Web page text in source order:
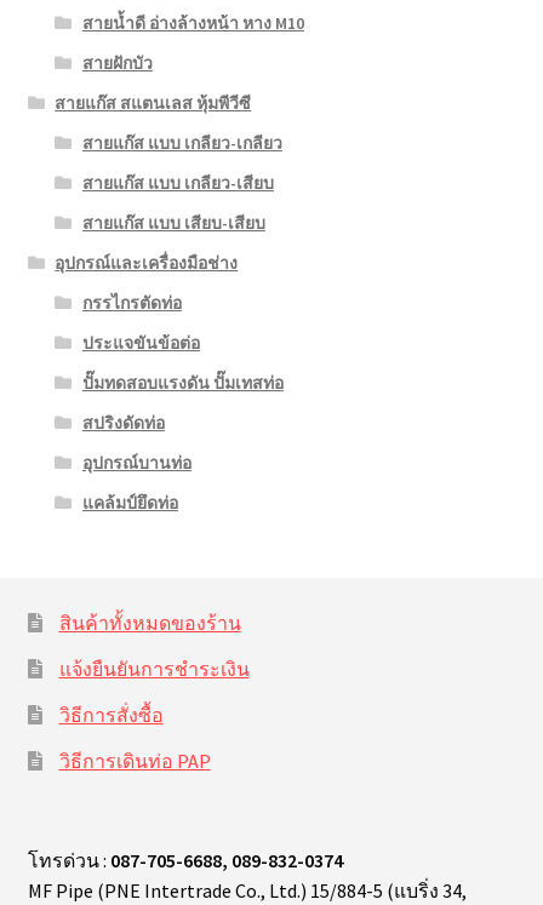
สายน้ำดี อ่างล้างหน้า หาง M10
สายฝักบัว
สายแก๊ส สแตนเลส หุ้มพีวีซี
สายแก๊ส แบบ เกลียว-เกลียว
สายแก๊ส แบบ เกลียว-เสียบ
สายแก๊ส แบบ เสียบ-เสียบ
อุปกรณ์และเครื่องมือช่าง
กรรไกรตัดท่อ
ประแจขันข้อต่อ
ปั๊มทดสอบแรงดัน ปั๊มเทสท่อ
สปริงดัดท่อ
อุปกรณ์บานท่อ
แคล้มป์ยึดท่อ
สินค้าทั้งหมดของร้าน
แจ้งยืนยันการชำระเงิน
วิธีการสั่งซื้อ
วิธีการเดินท่อ PAP
โทรด่วน : 087-705-6688, 089-832-0374
MF Pipe (PNE Intertrade Co., Ltd.) 15/884-5 (แบริ่ง 34,